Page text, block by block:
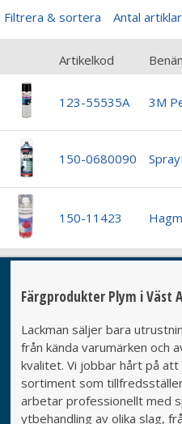
Filtrera & sortera Antal
Artikelkod
123-55535A 3M
150-0680090
150-11423
Färgprodukter Plym i Väst
Lackman säljer bara
från kända varumärken och
kvalitet. Vi jobbar hårt på
sortiment som
arbetar professionellt med
ytbehandling av olika slag,